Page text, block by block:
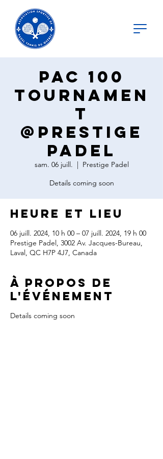
PAC 100
Tournamen
t
@Prestige
Padel
sam. 06 juill.
  |
Prestige Padel
Details coming soon
Heure et lieu
06 juill. 2024, 10 h 00 – 07 juill. 2024, 19 h 00
Prestige Padel, 3002 Av. Jacques-Bureau,
Laval, QC H7P 4J7, Canada
À propos de
l'événement
Details coming soon